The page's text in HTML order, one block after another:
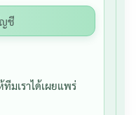
ชี
มเราได้เผยแพร่